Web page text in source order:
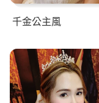
千金公主風